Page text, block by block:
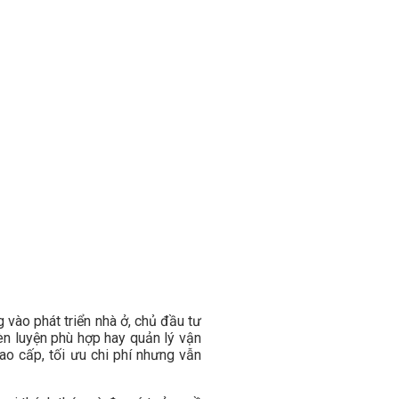
vào phát triển nhà ở, chủ đầu tư
luyện phù hợp hay quản lý vận
cấp, tối ưu chi phí nhưng vẫn